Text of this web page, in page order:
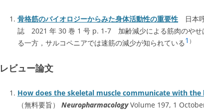
骨格筋のバイオロジーからみた身体活動性の重要性 日本
誌 2021 年 30 巻 1 号 p. 1-7 加齢減少による筋肉のやせ
る一方，サルコペニアでは速筋の減少が知られている1 ）
レビュー論文
How does the skeletal muscle communicate with the
（無料要旨） NeuropharmacologyVolume 197, 1